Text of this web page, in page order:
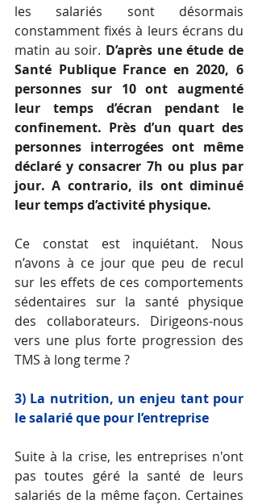
les salariés sont désormais
constamment fixés à leurs écrans du
matin au soir. D’après une étude de
Santé Publique France en 2020, 6
personnes sur 10 ont augmenté
leur temps d’écran pendant le
confinement. Près d’un quart des
personnes interrogées ont même
déclaré y consacrer 7h ou plus par
jour. A contrario, ils ont diminué
leur temps d’activité physique.
Ce constat est inquiétant. Nous
n’avons à ce jour que peu de recul
sur les effets de ces comportements
sédentaires sur la santé physique
des collaborateurs. Dirigeons-nous
vers une plus forte progression des
TMS à long terme ?
3) La nutrition, un enjeu tant pour
le salarié que pour l’entreprise
Suite à la crise, les entreprises n'ont
pas toutes géré la santé de leurs
salariés de la même façon. Certaines